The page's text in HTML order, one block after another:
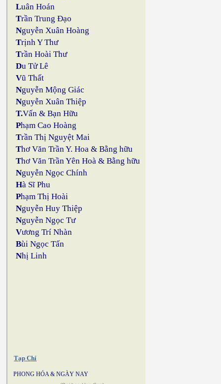
Luân Hoán
Trần Trung Đạo
Nguyễn Xuân Hoàng
Trịnh Y Thư
Trần Hoài Thư
Du Tử Lê
Vũ Thất
Nguyễn Mộng Giác
Nguyễn Xuân Thiệp
T.Vấn & Bạn Hữu
Phạm Cao Hoàng
Trần Thị Nguyệt Mai
Thơ Văn Trần Y. Hoa & Bằng hữu
Thơ Văn Trần Yên Hoà & Bằng hữu
Nguyễn Ngọc Chính
Hà Sĩ Phu
Phạm Thị Hoài
Nguyễn Huy Thiệp
Nguyễn Ngọc Tư
Vương Trí Nhàn
Bùi Ngọc Tấn
Nhị Linh
Tạp Chí
PHONG HÓA & NGÀY NAY